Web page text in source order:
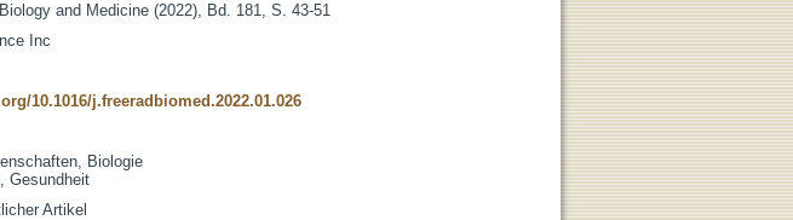
and Medicine (2022), Bd. 181, S. 43-51
Inc
10.1016/j.freeradbiomed.2022.01.026
Biologie
Gesundheit
Artikel